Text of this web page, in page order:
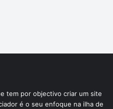
tem por objectivo criar um site
é o seu enfoque na ilha de